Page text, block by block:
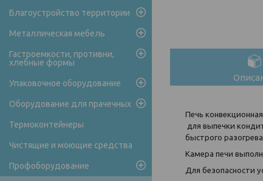
Печь конвекционная
для выпечки
быстрого
Камера печи
Для безопасности
Благоустройство территории
Металлическая мебель
Гастроемкости, противни,
хлебные формы
Упаковочное оборудование
Оборудование для прачечных
Термоконтейнеры
Чистящие и моющие средства
Профоборудование